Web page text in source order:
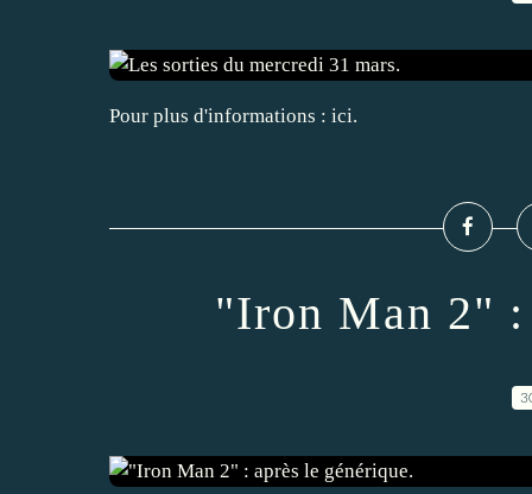
Pour plus d'informations : ici.
"Iron Man 2" :